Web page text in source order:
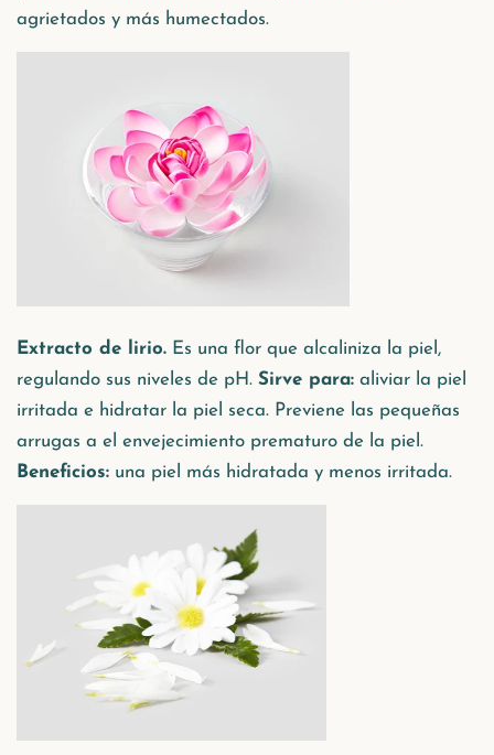
agrietados y más humectados.
Extracto de lirio. Es una flor que alcaliniza la piel,
regulando sus niveles de pH. Sirve para: aliviar la piel
irritada e hidratar la piel seca. Previene las pequeñas
arrugas a el envejecimiento prematuro de la piel.
Beneficios: una piel más hidratada y menos irritada.